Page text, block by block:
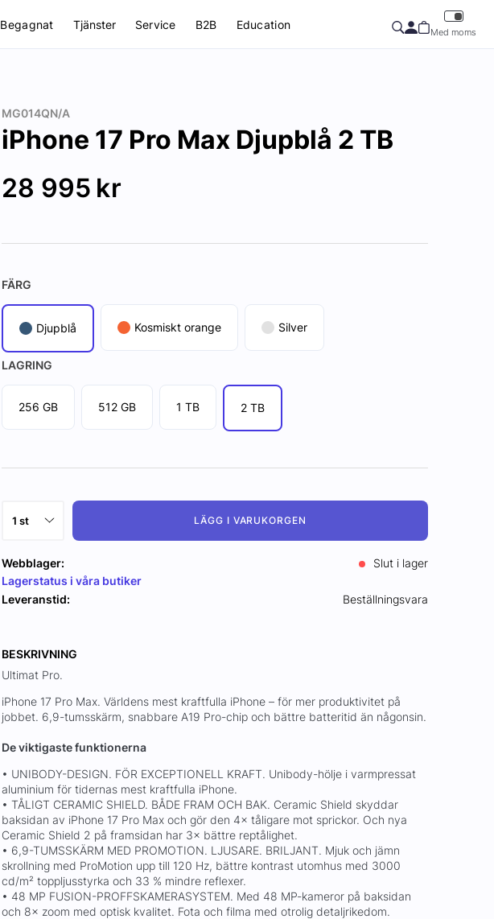
Begagnat Tjänster Service B2B Education
Med moms
MG014QN/A
iPhone 17 Pro Max Djupblå 2 TB
28 995 kr
FÄRG
Djupblå Kosmiskt orange Silver
LAGRING
256 GB 512 GB 1 TB 2 TB
LÄGG I VARUKORGEN
Webblager:
Slut i lager
Lagerstatus i våra butiker
Leveranstid:
Beställningsvara
BESKRIVNING
Ultimat Pro.
iPhone 17 Pro Max. Världens mest kraftfulla iPhone – för mer produktivitet på
jobbet. 6,9-tumsskärm, snabbare A19 Pro-chip och bättre batteritid än någonsin.
De viktigaste funktionerna
• UNIBODY-DESIGN. FÖR EXCEPTIONELL KRAFT. Unibody-hölje i varmpressat
aluminium för tidernas mest kraftfulla iPhone.
• TÅLIGT CERAMIC SHIELD. BÅDE FRAM OCH BAK. Ceramic Shield skyddar
baksidan av iPhone 17 Pro Max och gör den 4× tåligare mot sprickor. Och nya
Ceramic Shield 2 på framsidan har 3× bättre reptålighet.
• 6,9-TUMSSKÄRM MED PROMOTION. LJUSARE. BRILJANT. Mjuk och jämn
skrollning med ProMotion upp till 120 Hz, bättre kontrast utomhus med 3000
cd/m² toppljusstyrka och 33 % mindre reflexer.
• 48 MP FUSION-PROFFSKAMERASYSTEM. Med 48 MP-kameror på baksidan
och 8× zoom med optisk kvalitet. Fota och filma med otrolig detaljrikedom.